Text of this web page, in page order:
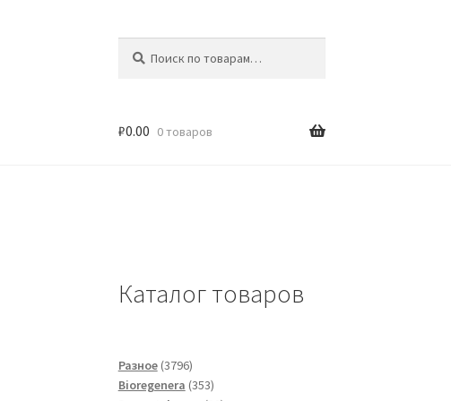
₽0.00 0 товаров
Каталог товаров
Разное 37963796
товаров
Bioregenera 353353